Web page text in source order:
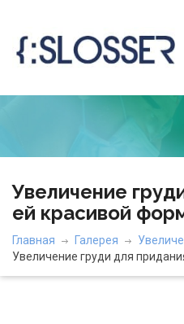
Увеличение
ей красивой
Главная Галерея
Увеличение груди для